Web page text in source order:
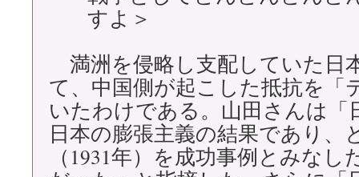
すよ＞
満洲を侵略し支配していた日
て、中国側が起こした抵抗を「
いたわけである。山田さんは「
日本の膨張主義の結果であり、
（1931年）を成功事例とみな